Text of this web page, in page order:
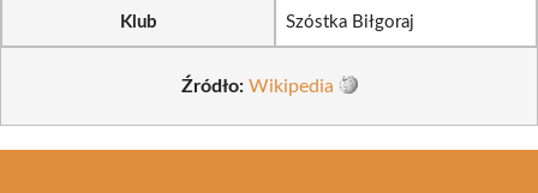
Klub Szóstka Biłgoraj
Źródło: Wikipedia